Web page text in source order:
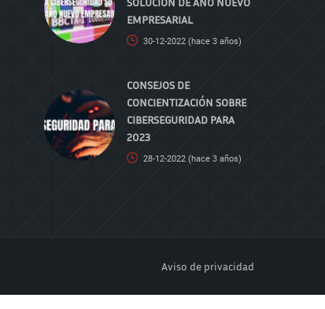
EMPRESARIAL
30-12-2022 (hace 3 años)
CONSEJOS DE
CONCIENTIZACIÓN SOBRE
CIBERSEGURIDAD PARA
2023
28-12-2022 (hace 3 años)
Aviso de privacidad